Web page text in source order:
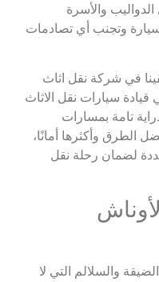
الدواليب والأسرة
وتجنب أي تصادمات
في شركة نقل اثاث
سيارات نقل الاثاث
تامة بمسارات
الطرق وأكثرها أمانًا،
لضمان رحلة نقل
والسلالم التي لا